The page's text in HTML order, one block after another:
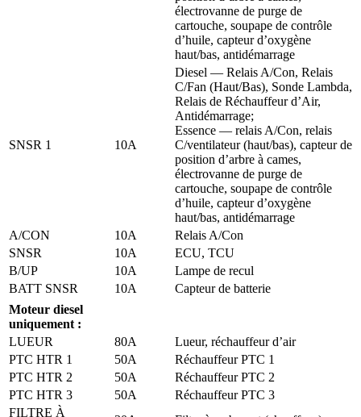
électrovanne de purge de
cartouche, soupape de contrôle
d’huile, capteur d’oxygène
haut/bas, antidémarrage
SNSR 1 10A
Diesel — Relais A/Con, Relais
C/Fan (Haut/Bas), Sonde Lambda,
Relais de Réchauffeur d’Air,
Antidémarrage;
Essence — relais A/Con, relais
C/ventilateur (haut/bas), capteur de
position d’arbre à cames,
électrovanne de purge de
cartouche, soupape de contrôle
d’huile, capteur d’oxygène
haut/bas, antidémarrage
A/CON
10A
Relais A/Con
SNSR
10A
ECU, TCU
B/UP
10A
Lampe de recul
BATT SNSR
10A
Capteur de batterie
Moteur diesel
uniquement :
LUEUR
80A
Lueur, réchauffeur d’air
PTC HTR 1
50A
Réchauffeur PTC 1
PTC HTR 2
50A
Réchauffeur PTC 2
PTC HTR 3
50A
Réchauffeur PTC 3
FILTRE À